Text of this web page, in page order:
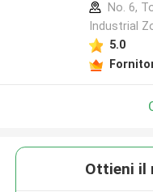
No. 6,
Industrial
5.0
Ottieni il